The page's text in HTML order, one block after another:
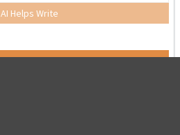
AI Helps Write